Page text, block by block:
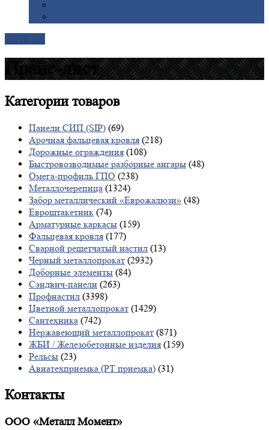
Прайс-лист
Категориитоваров
Панели СИП (SIP) (69)
Арочная фальцевая кровля (218)
Дорожные ограждения (108)
Быстровозводимые разборные ангары (48)
Омега-профиль ГПО (238)
Металлочерепица (1324)
Забор металлический «Еврожалюзи» (48)
Евроштакетник (74)
Арматурные каркасы (159)
Фальцевая кровля (177)
Сварной решетчатый настил (13)
Черный металлопрокат (2932)
Доборные элементы (84)
Сэндвич-панели (263)
Профнастил (3398)
Цветной металлопрокат (1429)
Сантехника (742)
Нержавеющий металлопрокат (871)
ЖБИ / Железобетонные изделия (159)
Рельсы (23)
Авиатехприемка (РТ приемка) (31)
Контакты
ООО «Металл Момент»